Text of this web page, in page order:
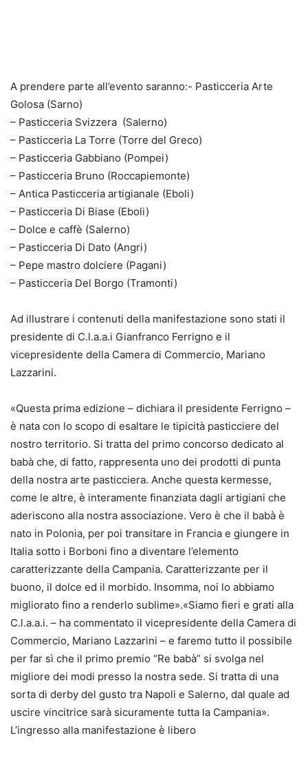
A prendere parte all’evento saranno:- Pasticceria Arte
Golosa (Sarno)
– Pasticceria Svizzera (Salerno)
– Pasticceria La Torre (Torre del Greco)
– Pasticceria Gabbiano (Pompei)
– Pasticceria Bruno (Roccapiemonte)
– Antica Pasticceria artigianale (Eboli)
– Pasticceria Di Biase (Eboli)
– Dolce e caffè (Salerno)
– Pasticceria Di Dato (Angri)
– Pepe mastro dolciere (Pagani)
– Pasticceria Del Borgo (Tramonti)
Ad illustrare i contenuti della manifestazione sono stati il
presidente di C.l.a.a.i Gianfranco Ferrigno e il
vicepresidente della Camera di Commercio, Mariano
Lazzarini.
«Questa prima edizione – dichiara il presidente Ferrigno –
è nata con lo scopo di esaltare le tipicità pasticciere del
nostro territorio. Si tratta del primo concorso dedicato al
babà che, di fatto, rappresenta uno dei prodotti di punta
della nostra arte pasticciera. Anche questa kermesse,
come le altre, è interamente finanziata dagli artigiani che
aderiscono alla nostra associazione. Vero è che il babà è
nato in Polonia, per poi transitare in Francia e giungere in
Italia sotto i Borboni fino a diventare l’elemento
caratterizzante della Campania. Caratterizzante per il
buono, il dolce ed il morbido. Insomma, noi lo abbiamo
migliorato fino a renderlo sublime».«Siamo fieri e grati alla
C.l.a.a.i. – ha commentato il vicepresidente della Camera di
Commercio, Mariano Lazzarini – e faremo tutto il possibile
per far sì che il primo premio “Re babà” si svolga nel
migliore dei modi presso la nostra sede. Si tratta di una
sorta di derby del gusto tra Napoli e Salerno, dal quale ad
uscire vincitrice sarà sicuramente tutta la Campania».
L’ingresso alla manifestazione è libero